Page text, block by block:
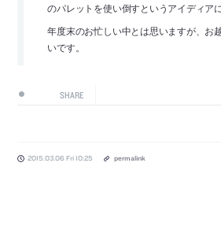
のパレットを使い倒すというアイディア
年度末のお忙しい中とは思いますが、お
いです。
SHARE
2015.03.06 Fri 10:25 permalink